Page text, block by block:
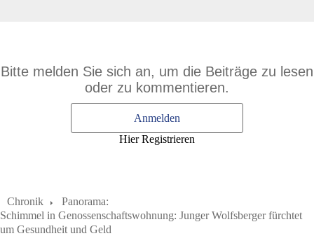
Bitte melden Sie sich an, um die Beiträge zu lesen
oder zu kommentieren.
Anmelden
Hier Registrieren
Chronik
Panorama:
Schimmel in Genossenschaftswohnung: Junger Wolfsberger fürchtet
um Gesundheit und Geld